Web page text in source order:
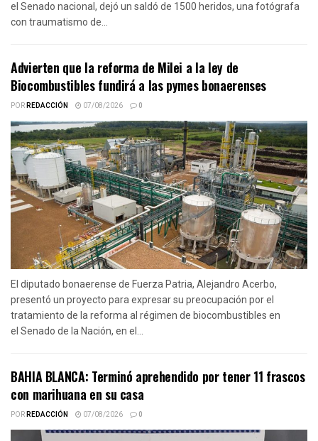
el Senado nacional, dejó un saldó de 1500 heridos, una fotógrafa
con traumatismo de...
Advierten que la reforma de Milei a la ley de
Biocombustibles fundirá a las pymes bonaerenses
PORREDACCIÓN 07/08/2026 0
El diputado bonaerense de Fuerza Patria, Alejandro Acerbo,
presentó un proyecto para expresar su preocupación por el
tratamiento de la reforma al régimen de biocombustibles en
el Senado de la Nación, en el...
BAHIA BLANCA: Terminó aprehendido por tener 11 frascos
con marihuana en su casa
PORREDACCIÓN 07/08/2026 0